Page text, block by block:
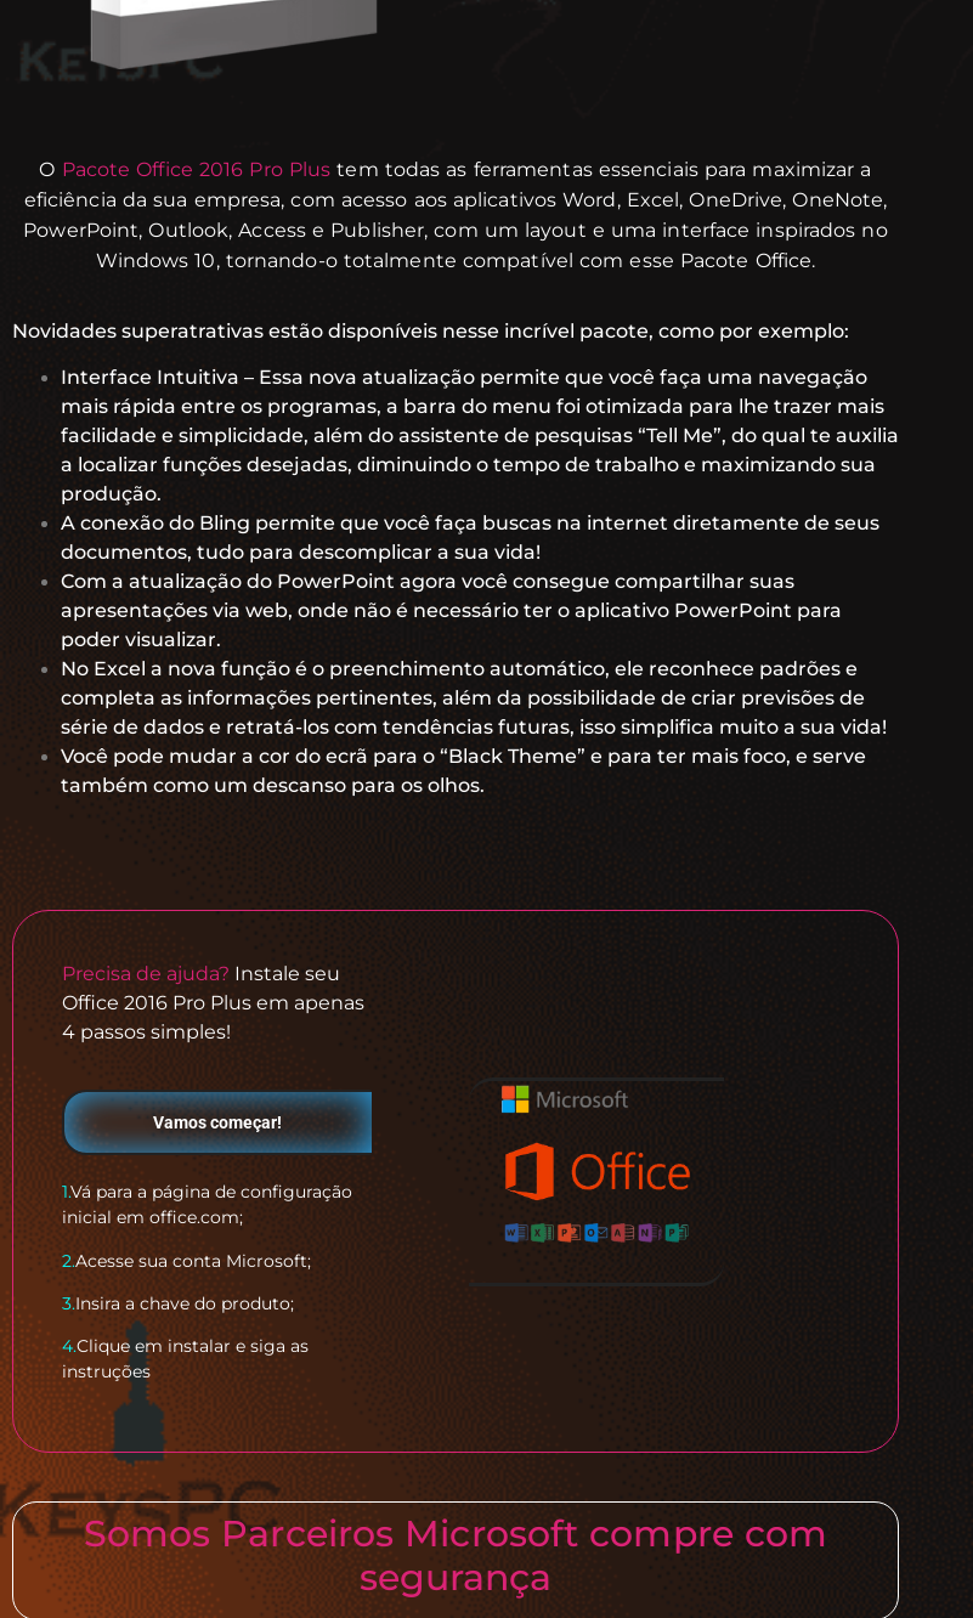
O Pacote Office 2016 Pro Plus tem todas as ferramentas essenciais para maximizar a
eficiência da sua empresa, com acesso aos aplicativos Word, Excel, OneDrive, OneNote,
PowerPoint, Outlook, Access e Publisher, com um layout e uma interface inspirados no
Windows 10, tornando-o totalmente compatível com esse Pacote Office.
Novidades superatrativas estão disponíveis nesse incrível pacote, como por exemplo:
Interface Intuitiva – Essa nova atualização permite que você faça uma navegação
mais rápida entre os programas, a barra do menu foi otimizada para lhe trazer mais
facilidade e simplicidade, além do assistente de pesquisas “Tell Me”, do qual te auxilia
a localizar funções desejadas, diminuindo o tempo de trabalho e maximizando sua
produção.
A conexão do Bling permite que você faça buscas na internet diretamente de seus
documentos, tudo para descomplicar a sua vida!
Com a atualização do PowerPoint agora você consegue compartilhar suas
apresentações via web, onde não é necessário ter o aplicativo PowerPoint para
poder visualizar.
No Excel a nova função é o preenchimento automático, ele reconhece padrões e
completa as informações pertinentes, além da possibilidade de criar previsões de
série de dados e retratá-los com tendências futuras, isso simplifica muito a sua vida!
Você pode mudar a cor do ecrã para o “Black Theme” e para ter mais foco, e serve
também como um descanso para os olhos.
Precisa de ajuda? Instale seu
Office 2016 Pro Plus em apenas
4 passos simples!
Vamos começar!
1.Vá para a página de configuração
inicial em office.com;
2.Acesse sua conta Microsoft;
3.Insira a chave do produto;
4.Clique em instalar e siga as
instruções
Somos Parceiros Microsoft compre com
segurança